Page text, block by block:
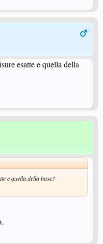
esatte e quella della
e quella della base?